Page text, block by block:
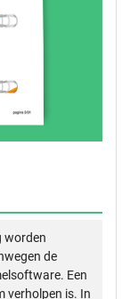
worden
de
Een
verholpen is. In